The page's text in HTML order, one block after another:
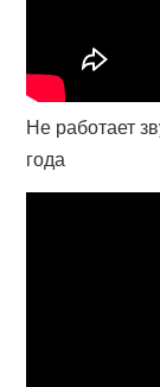
Не работает
года